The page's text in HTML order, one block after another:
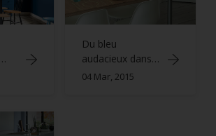
Du bleu
audacieux dans
la salle à manger
04 Mar, 2015